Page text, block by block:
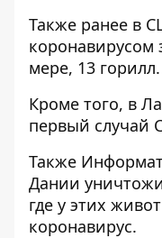
Также ранее в
мере, 13 горилл.
Кроме того, в
первый случай
Также
Дании
где у этих
коронавирус.